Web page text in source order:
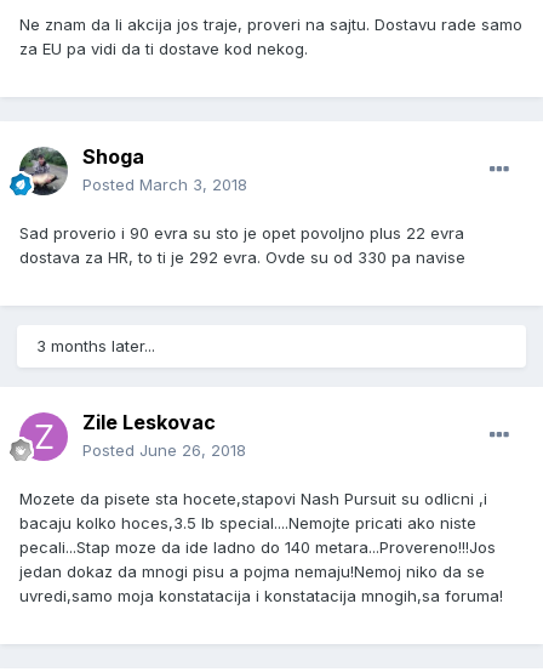
Ne znam da li akcija jos traje, proveri na sajtu. Dostavu rade samo
za EU pa vidi da ti dostave kod nekog.
Shoga
Posted March 3, 2018
Sad proverio i 90 evra su sto je opet povoljno plus 22 evra
dostava za HR, to ti je 292 evra. Ovde su od 330 pa navise
3 months later...
Zile Leskovac
Posted June 26, 2018
Mozete da pisete sta hocete,stapovi Nash Pursuit su odlicni ,i
bacaju kolko hoces,3.5 lb special....Nemojte pricati ako niste
pecali...Stap moze da ide ladno do 140 metara...Provereno!!!Jos
jedan dokaz da mnogi pisu a pojma nemaju!Nemoj niko da se
uvredi,samo moja konstatacija i konstatacija mnogih,sa foruma!